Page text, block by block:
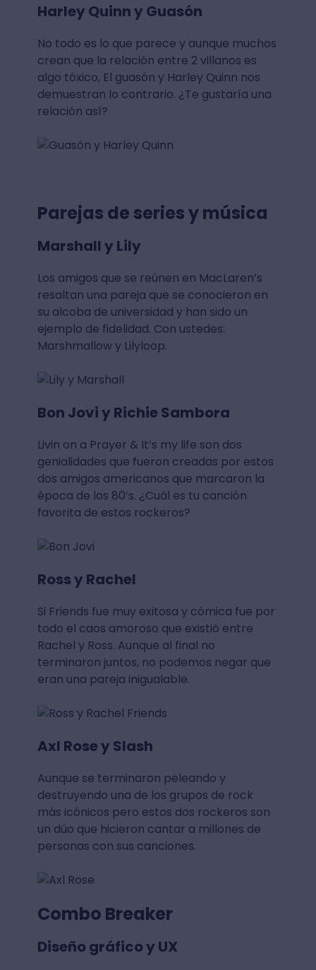
Harley Quinn y Guasón
No todo es lo que parece y aunque muchos
crean que la relación entre 2 villanos es
algo tóxico, El guasón y Harley Quinn nos
demuestran lo contrario. ¿Te gustaría una
relación así?
Parejas de series y música
Marshall y Lily
Los amigos que se reúnen en MacLaren’s
resaltan una pareja que se conocieron en
su alcoba de universidad y han sido un
ejemplo de fidelidad. Con ustedes:
Marshmallow y Lilyloop.
Bon Jovi y Richie Sambora
Livin on a Prayer & It’s my life son dos
genialidades que fueron creadas por estos
dos amigos americanos que marcaron la
época de los 80’s. ¿Cuál es tu canción
favorita de estos rockeros?
Ross y Rachel
Si Friends fue muy exitosa y cómica fue por
todo el caos amoroso que existió entre
Rachel y Ross. Aunque al final no
terminaron juntos, no podemos negar que
eran una pareja inigualable.
Axl Rose y Slash
Aunque se terminaron peleando y
destruyendo una de los grupos de rock
más icónicos pero estos dos rockeros son
un dúo que hicieron cantar a millones de
personas con sus canciones.
Combo Breaker
Diseño gráfico y UX